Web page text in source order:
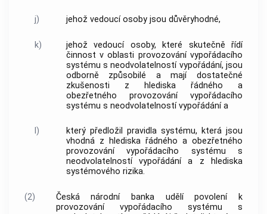
j) jehož vedoucí osoby jsou důvěryhodné,
k)
jehož vedoucí osoby, které skutečně řídí
činnost v oblasti provozování vypořádacího
systému s neodvolatelností vypořádání, jsou
odborně způsobilé a mají dostatečné
zkušenosti z hlediska řádného a
obezřetného provozování vypořádacího
systému s neodvolatelností vypořádání a
l)
který předložil pravidla systému, která jsou
vhodná z hlediska řádného a obezřetného
provozování vypořádacího systému s
neodvolatelností vypořádání a z hlediska
systémového rizika.
(2)
Česká národní banka udělí povolení k
provozování vypořádacího systému s